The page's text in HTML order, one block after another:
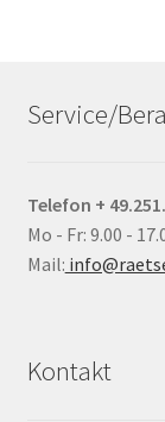
Service/
Telefon +
Mo - Fr: 9.00 -
Mail:
Kontakt